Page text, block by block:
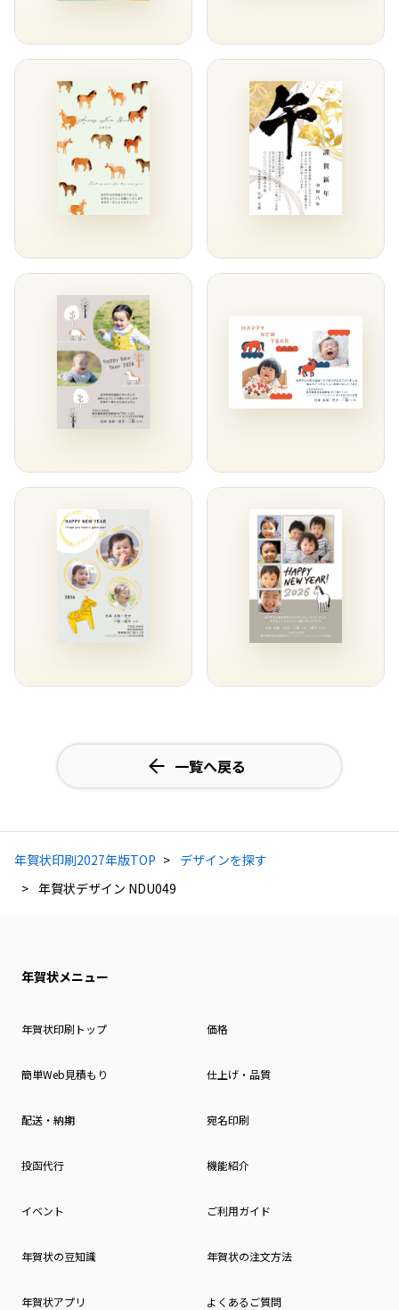
一覧へ戻る
年賀状印刷2027年版TOP
デザインを探す
年賀状デザイン NDU049
年賀状メニュー
年賀状印刷トップ 価格
簡単Web見積もり 仕上げ・品質
配送・納期 宛名印刷
投函代行 機能紹介
イベント ご利用ガイド
年賀状の豆知識 年賀状の注文方法
年賀状アプリ よくあるご質問